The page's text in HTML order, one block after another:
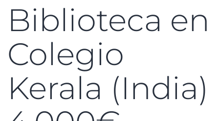
Biblioteca en
Colegio
Kerala (India)